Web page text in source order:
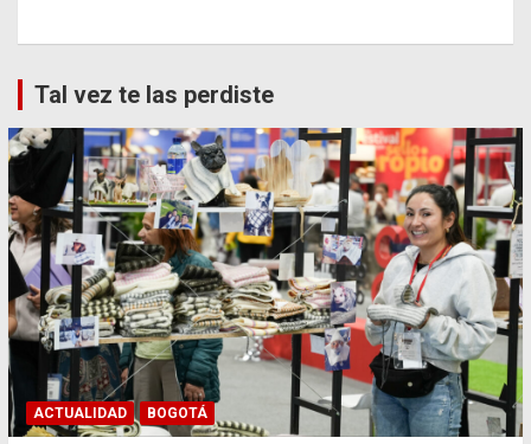
Tal vez te las perdiste
ACTUALIDAD BOGOTÁ